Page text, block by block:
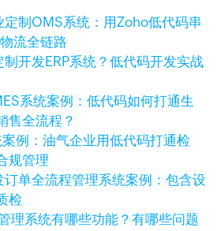
定制OMS系统：用Zoho低代码串
流全链路
开发ERP系统？低代码开发实战
系统案例：低代码如何打通生
售全流程？
例：油气企业用低代码打通检
规管理
单全流程管理系统案例：包含设
检
理系统有哪些功能？有哪些问题